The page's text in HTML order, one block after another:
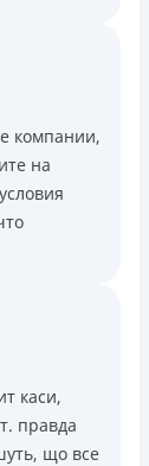
компании,
на
каси,
правда
що все